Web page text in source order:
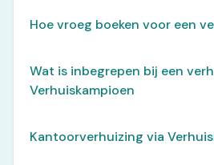
Hoe vroeg boeken voor een
Wat is inbegrepen bij een
Verhuiskampioen
Kantoorverhuizing via